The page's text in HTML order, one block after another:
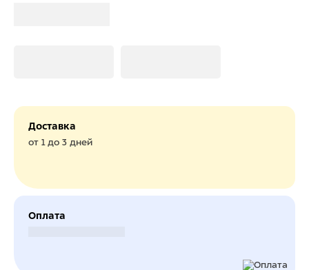
Доставка
от 1 до 3 дней
Оплата